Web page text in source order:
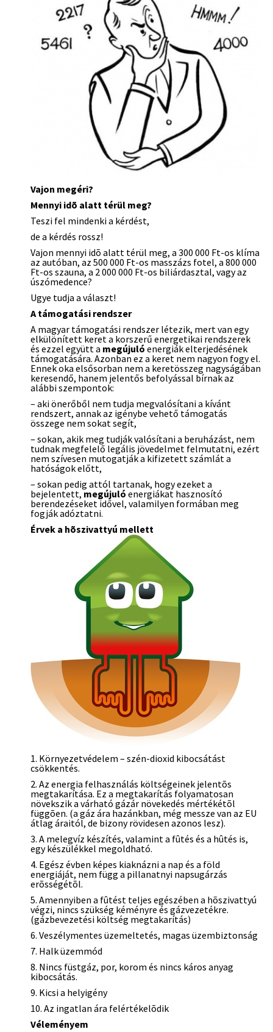
Vajon megéri?
Mennyi idõ alatt térül meg?
Teszi fel mindenki a kérdést,
de a kérdés rossz!
Vajon mennyi idõ alatt térül meg, a 300 000 Ft-os klíma
az autóban, az 500 000 Ft-os masszázs fotel, a 800 000
Ft-os szauna, a 2 000 000 Ft-os biliárdasztal, vagy az
úszómedence?
Ugye tudja a választ!
A támogatási rendszer
A magyar támogatási rendszer létezik, mert van egy
elkülönített keret a korszerű energetikai rendszerek
és ezzel együtt a megújuló energiák elterjedésének
támogatására. Azonban ez a keret nem nagyon fogy el.
Ennek oka elsősorban nem a keretösszeg nagyságában
keresendő, hanem jelentős befolyással bírnak az
alábbi szempontok:
– aki önerőből nem tudja megvalósítani a kívánt
rendszert, annak az igénybe vehető támogatás
összege nem sokat segít,
– sokan, akik meg tudják valósítani a beruházást, nem
tudnak megfelelő legális jövedelmet felmutatni, ezért
nem szívesen mutogatják a kifizetett számlát a
hatóságok előtt,
– sokan pedig attól tartanak, hogy ezeket a
bejelentett,megújuló energiákat hasznosító
berendezéseket idővel, valamilyen formában meg
fogják adóztatni.
Érvek a hõszivattyú mellett
1. Környezetvédelem – szén-dioxid kibocsátást
csökkentés.
2. Az energia felhasználás költségeinek jelentõs
megtakarítása. Ez a megtakarítás folyamatosan
növekszik a várható gázár növekedés mértékétõl
függõen. (a gáz ára hazánkban, még messze van az EU
átlag áraitól, de bizony rövidesen azonos lesz).
3. A melegvíz készítés, valamint a fûtés és a hûtés is,
egy készülékkel megoldható.
4. Egész évben képes kiaknázni a nap és a föld
energiáját, nem függ a pillanatnyi napsugárzás
erõsségétõl.
5. Amennyiben a fûtést teljes egészében a hõszivattyú
végzi, nincs szükség kéményre és gázvezetékre.
(gázbevezetési költség megtakarítás)
6. Veszélymentes üzemeltetés, magas üzembiztonság
7. Halk üzemmód
8. Nincs füstgáz, por, korom és nincs káros anyag
kibocsátás.
9. Kicsi a helyigény
10. Az ingatlan ára felértékelõdik
Véleményem